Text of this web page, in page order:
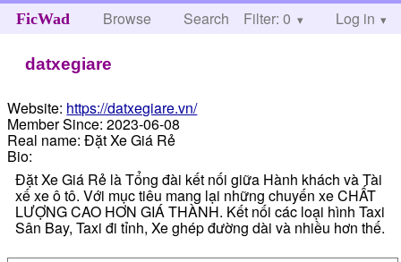
FicWad Browse Search Help
Filter: 0 Log in
datxegiare
Website: https://datxegiare.vn/
Member Since: 2023-06-08
Real name: Đặt Xe Giá Rẻ
Bio:
Đặt Xe Giá Rẻ là Tổng đài kết nối giữa Hành khách và Tài
xế xe ô tô. Với mục tiêu mang lại những chuyến xe CHẤT
LƯỢNG CAO HƠN GIÁ THÀNH. Kết nối các loại hình Taxi
Sân Bay, Taxi đi tỉnh, Xe ghép đường dài và nhiều hơn thế.